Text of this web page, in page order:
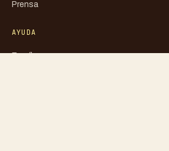
Prensa
AYUDA
Escríbenos